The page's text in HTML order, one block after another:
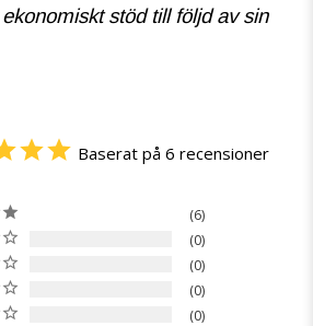
stöd till följd av sin
Baserat på 6 recensioner
6
0
0
0
0